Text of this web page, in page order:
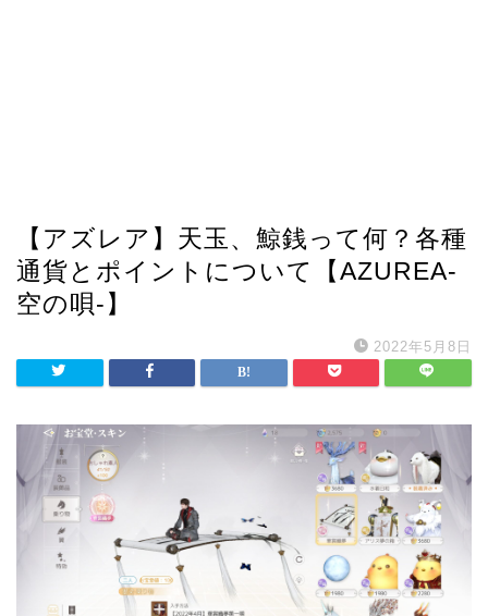
【アズレア】天玉、鯨銭って何？各種
通貨とポイントについて【AZUREA-
空の唄-】
2022年5月8日